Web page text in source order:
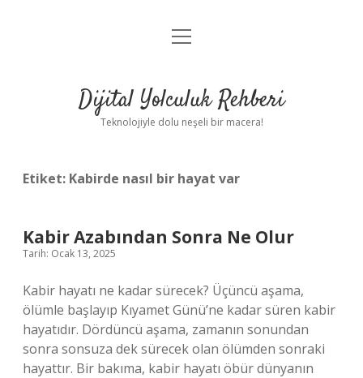
Anasayfa
Yasal Uyarı
menüyü
Dijital Yolculuk Rehberi
Teknolojiyle dolu neşeli bir macera!
Etiket: Kabirde nasıl bir hayat var
Kabir Azabından Sonra Ne Olur
Tarih: Ocak 13, 2025
Kabir hayatı ne kadar sürecek? Üçüncü aşama,
ölümle başlayıp Kıyamet Günü’ne kadar süren kabir
hayatıdır. Dördüncü aşama, zamanın sonundan
sonra sonsuza dek sürecek olan ölümden sonraki
hayattır. Bir bakıma, kabir hayatı öbür dünyanın